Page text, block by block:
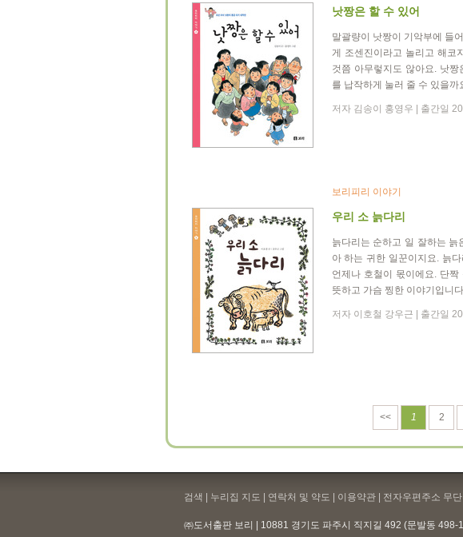
낫짱은 할 수 있어
말괄량이 낫짱이 기악부에 들
게 조센진이라고 놀리고 해코
것쯤 아무렇지도 않아요. 낫
를 납작하게 눌러 줄 수 있을까
저자 김송이 홍영우 | 출간일
보리피리 이야기
우리 소 늙다리
늙다리는 순하고 일 잘하는
아 하는 귀한 일꾼이지요. 늙
언제나 호철이 몫이에요. 단
뜻하고 가슴 찡한 이야기입니
저자 이호철 강우근 | 출간일
<< 1 2
검색 | 누리집 지도 | 연락처 및 약도 | 이용약관 | 전자우편주소 무
㈜도서출판 보리 | 10881 경기도 파주시 직지길 492 (문발동 498-